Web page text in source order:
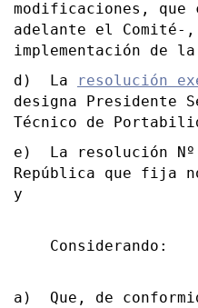
modificaciones, que
adelante el
implementación de
d) La
resolución
designa Presidente
Técnico de
e) La resolución
República que fija
y
Considerando:
a) Que, de